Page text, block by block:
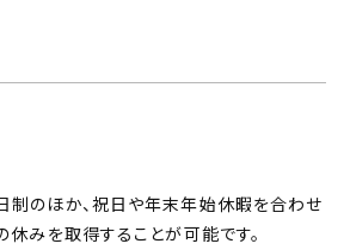
のほか、祝日や年末年始休暇を合わせ
みを取得することが可能です。